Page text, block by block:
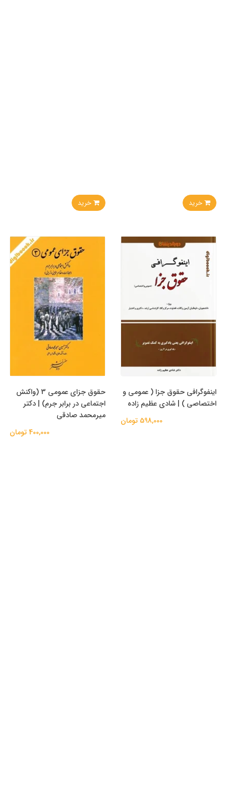
خرید خرید
اینفوگرافی حقوق جزا ( عمومی و
اختصاصی ) | شادی عظیم زاده
598,000 تومان
حقوق جزای عمومی 3 (واکنش
اجتماعی در برابر جرم) | دکتر
میرمحمد صادقی
400,000 تومان